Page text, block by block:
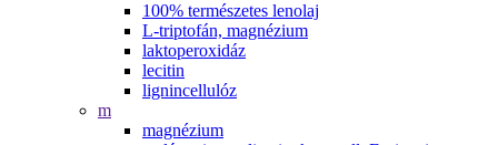
100% természetes lenolaj
L-triptofán, magnézium
laktoperoxidáz
lecitin
lignincellulóz
m
magnézium